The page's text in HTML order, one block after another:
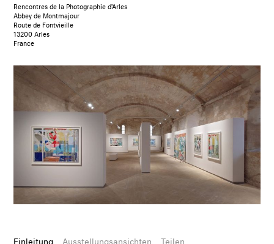
E-Mail
EN
Rencontres de la Photographie d’Arles
Abbey de Montmajour
Route de Fontvieille
13200 Arles
France
Einleitung Ausstellungsansichten Teilen